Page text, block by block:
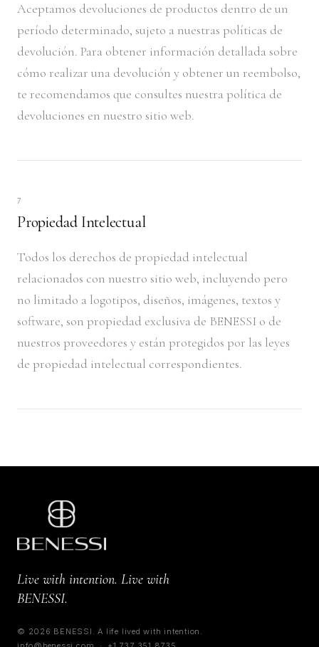
Aceptamos devoluciones de productos dentro de un
período determinado, sujeto a nuestras políticas de
devolución. Para obtener información detallada sobre
cómo realizar una devolución y obtener un reembolso,
te recomendamos que consultes nuestra política de
devoluciones en nuestro sitio web.
7
Propiedad Intelectual
Todos los derechos de propiedad intelectual
relacionados con nuestro sitio web, incluyendo pero
no limitado a logotipos, diseños, imágenes, textos y
software, son propiedad exclusiva de BENESSI o de
nuestros proveedores y están protegidos por las leyes
de propiedad intelectual correspondientes.
Live with intention. Live with
BENESSI.
© 2026 BENESSI. A life lived with intention.